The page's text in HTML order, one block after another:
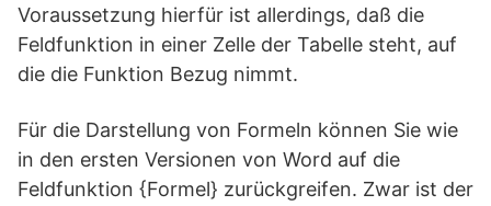
Voraussetzung hierfür ist allerdings, daß die
Feldfunktion in einer Zelle der Tabelle steht, auf
die die Funktion Bezug nimmt.
Für die Darstellung von Formeln können Sie wie
in den ersten Versionen von Word auf die
Feldfunktion {Formel} zurückgreifen. Zwar ist der